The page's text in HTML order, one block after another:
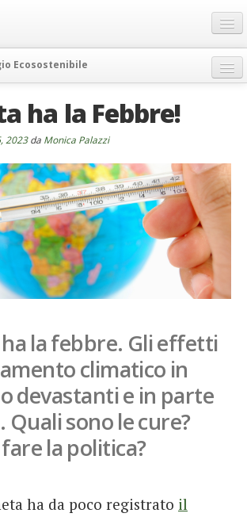
Ecosostenibile
verde
ha la Febbre!
2023da Monica Palazzi
la febbre. Gli effetti
climatico in
devastanti e in parte
Quali sono le cure?
la politica?
ha da poco registrato il